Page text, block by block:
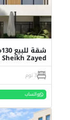
Sheikh Zayed
3 نوم
واتساب